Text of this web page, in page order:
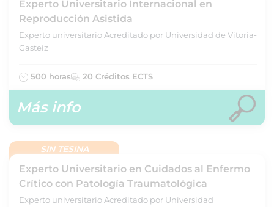
Experto Universitario Internacional en
Reproducción Asistida
Experto universitario Acreditado por Universidad de Vitoria-
Gasteiz
500 horas 20 Créditos ECTS
Más info
SIN TESINA
Experto Universitario en Cuidados al Enfermo
Crítico con Patología Traumatológica
Experto universitario Acreditado por Universidad